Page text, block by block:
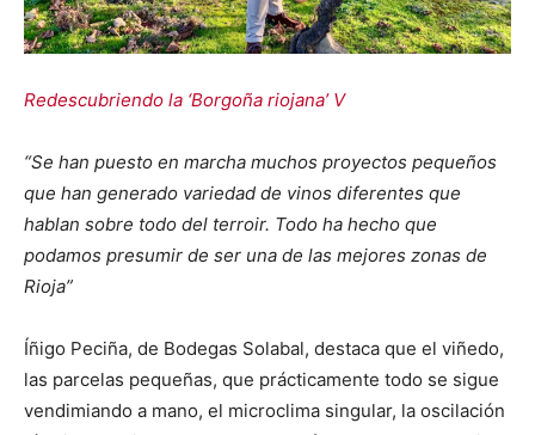
Redescubriendo la ‘Borgoña riojana’ V
“Se han puesto en marcha muchos proyectos pequeños
que han generado variedad de vinos diferentes que
hablan sobre todo del terroir. Todo ha hecho que
podamos presumir de ser una de las mejores zonas de
Rioja”
Íñigo Peciña, de Bodegas Solabal, destaca que el viñedo,
las parcelas pequeñas, que prácticamente todo se sigue
vendimiando a mano, el microclima singular, la oscilación